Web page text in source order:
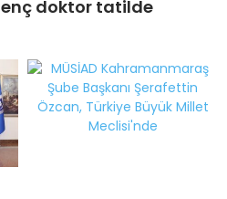
doktor tatilde